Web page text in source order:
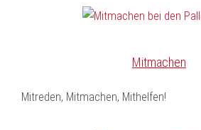
Mitmachen
Mitreden, Mitmachen, Mithelfen!